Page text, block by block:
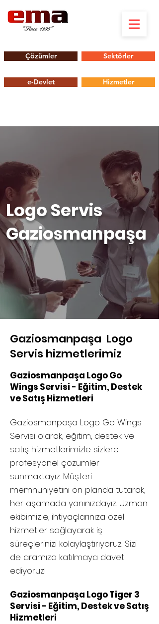
Çözümler Sektörler
e-Devlet Hizmetler
Logo Servis
Gaziosmanpaşa
Gaziosmanpaşa Logo
Servis hizmetlerimiz
Gaziosmanpaşa Logo Go
Wings Servisi - Eğitim, Destek
ve Satış Hizmetleri
Gaziosmanpaşa Logo Go Wings
Servisi olarak, eğitim, destek ve
satış hizmetlerimizle sizlere
profesyonel çözümler
sunmaktayız. Müşteri
memnuniyetini ön planda tutarak,
her aşamada yanınızdayız. Uzman
ekibimizle, ihtiyaçlarınıza özel
hizmetler sağlayarak iş
süreçlerinizi kolaylaştırıyoruz. Sizi
de aramıza katılmaya davet
ediyoruz!
Gaziosmanpaşa Logo Tiger 3
Servisi - Eğitim, Destek ve Satış
Hizmetleri